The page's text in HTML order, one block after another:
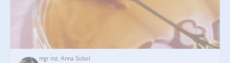
mgr inż. Anna Sobol